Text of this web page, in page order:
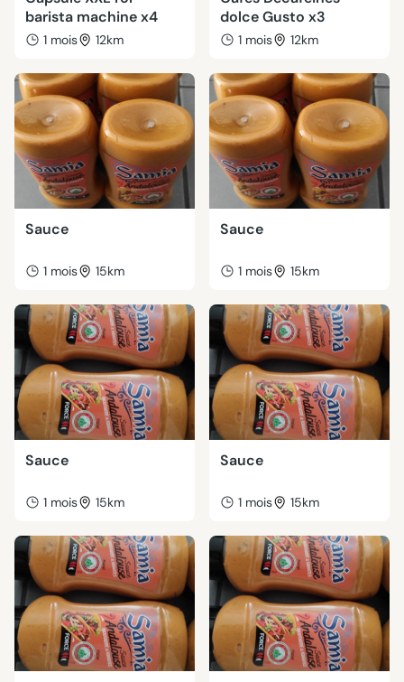
barista machine x4
1 mois 12km
dolce Gusto x3
1 mois 12km
Sauce
1 mois 15km
Sauce
1 mois 15km
Sauce
1 mois 15km
Sauce
1 mois 15km